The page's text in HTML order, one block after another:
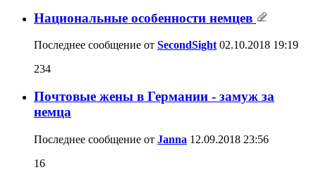
Национальные особенности немцев
Последнее сообщение от SecondSight 02.10.2018 19:19
234
Почтовые жены в Германии - замуж за
немца
Последнее сообщение от Janna 12.09.2018 23:56
16